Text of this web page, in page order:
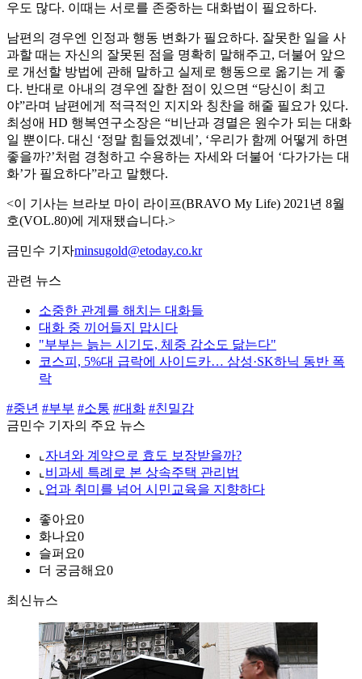
우도 많다. 이때는 서로를 존중하는 대화법이 필요하다.
남편의 경우엔 인정과 행동 변화가 필요하다. 잘못한 일을 사
과할 때는 자신의 잘못된 점을 명확히 말해주고, 더불어 앞으
로 개선할 방법에 관해 말하고 실제로 행동으로 옮기는 게 좋
다. 반대로 아내의 경우엔 잘한 점이 있으면 “당신이 최고
야”라며 남편에게 적극적인 지지와 칭찬을 해줄 필요가 있다.
최성애 HD 행복연구소장은 “비난과 경멸은 원수가 되는 대화
일 뿐이다. 대신 ‘정말 힘들었겠네’, ‘우리가 함께 어떻게 하면
좋을까?’처럼 경청하고 수용하는 자세와 더불어 ‘다가가는 대
화’가 필요하다”라고 말했다.
<이 기사는 브라보 마이 라이프(BRAVO My Life) 2021년 8월
호(VOL.80)에 게재됐습니다.>
금민수 기자minsugold@etoday.co.kr
관련 뉴스
소중한 관계를 해치는 대화들
대화 중 끼어들지 맙시다
"부부는 늙는 시기도, 체중 감소도 닮는다"
코스피, 5%대 급락에 사이드카… 삼성·SK하닉 동반 폭
락
#중년 #부부 #소통 #대화 #친밀감
금민수 기자의 주요 뉴스
⌞ 자녀와 계약으로 효도 보장받을까?
⌞ 비과세 특례로 본 상속주택 관리법
⌞ 업과 취미를 넘어 시민교육을 지향하다
좋아요0
화나요0
슬퍼요0
더 궁금해요0
최신뉴스